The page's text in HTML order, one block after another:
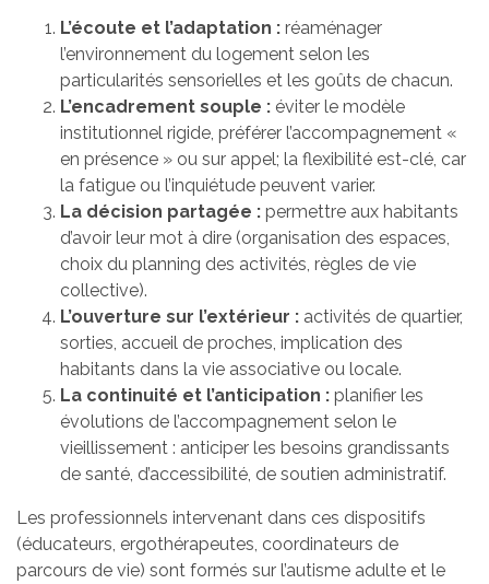
L’écoute et l’adaptation : réaménager
l’environnement du logement selon les
particularités sensorielles et les goûts de chacun.
L’encadrement souple : éviter le modèle
institutionnel rigide, préférer l’accompagnement «
en présence » ou sur appel; la flexibilité est-clé, car
la fatigue ou l’inquiétude peuvent varier.
La décision partagée : permettre aux habitants
d’avoir leur mot à dire (organisation des espaces,
choix du planning des activités, règles de vie
collective).
L’ouverture sur l’extérieur : activités de quartier,
sorties, accueil de proches, implication des
habitants dans la vie associative ou locale.
La continuité et l’anticipation : planifier les
évolutions de l’accompagnement selon le
vieillissement : anticiper les besoins grandissants
de santé, d’accessibilité, de soutien administratif.
Les professionnels intervenant dans ces dispositifs
(éducateurs, ergothérapeutes, coordinateurs de
parcours de vie) sont formés sur l’autisme adulte et le